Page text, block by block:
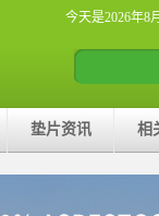
今天是2026年8
垫片资讯 相